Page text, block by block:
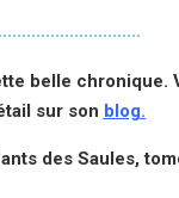
belle chronique.
sur son blog.
des Saules,